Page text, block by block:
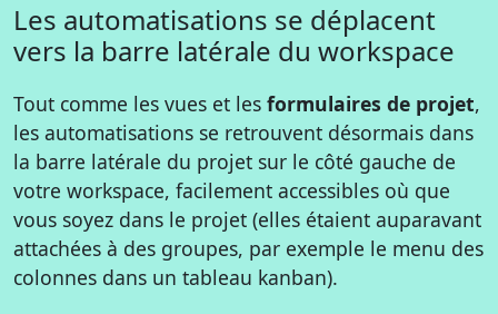
Les automatisations se déplacent
vers la barre latérale du workspace
Tout comme les vues et les formulaires de projet,
les automatisations se retrouvent désormais dans
la barre latérale du projet sur le côté gauche de
votre workspace, facilement accessibles où que
vous soyez dans le projet (elles étaient auparavant
attachées à des groupes, par exemple le menu des
colonnes dans un tableau kanban).